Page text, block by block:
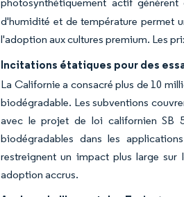
d'humidité et de température permet
l'adoption aux cultures premium. Les
Incitations étatiques pour des
La Californie a consacré plus de 10
biodégradable. Les subventions
avec le projet de loi californien SB
biodégradables dans les
restreignent un impact plus large sur
adoption accrus.